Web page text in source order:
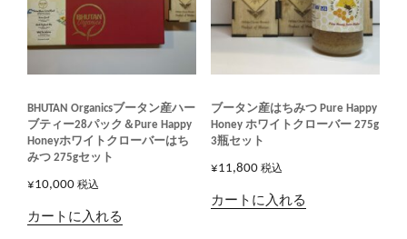
BHUTAN Organicsブータン産ハー
ブティー28パック＆Pure Happy
Honeyホワイトクローバーはち
みつ 275gセット
¥10,000 税込
カートに入れる
ブータン産はちみつ Pure Happy
Honey ホワイトクローバー 275g
3瓶セット
¥11,800 税込
カートに入れる